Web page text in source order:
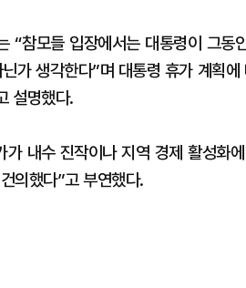
“참모들 입장에서는 대통령이 그
가 생각한다”며 대통령 휴가 계획
설명했다.
가 내수 진작이나 지역 경제 활성화
의했다”고 부연했다.